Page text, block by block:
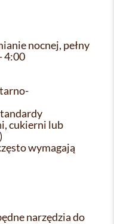
nocnej, pełny
4:00
cukierni lub
wymagają
narzędzia do